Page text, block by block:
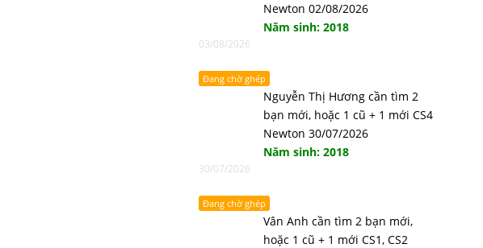
Newton 02/08/2026
Năm sinh: 2018
03/08/2026
Đang chờ ghép
Nguyễn Thị Hương cần tìm 2
bạn mới, hoặc 1 cũ + 1 mới CS4
Newton 30/07/2026
Năm sinh: 2018
30/07/2026
Đang chờ ghép
Vân Anh cần tìm 2 bạn mới,
hoặc 1 cũ + 1 mới CS1, CS2